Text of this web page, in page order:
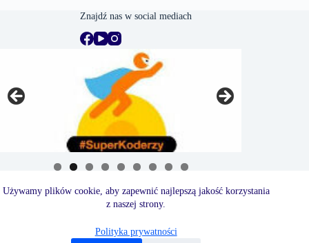
Używamy plików cookie, aby zapewnić najlepszą jakość korzystania
z naszej strony.
Polityka prywatności
Znajdź nas w social mediach